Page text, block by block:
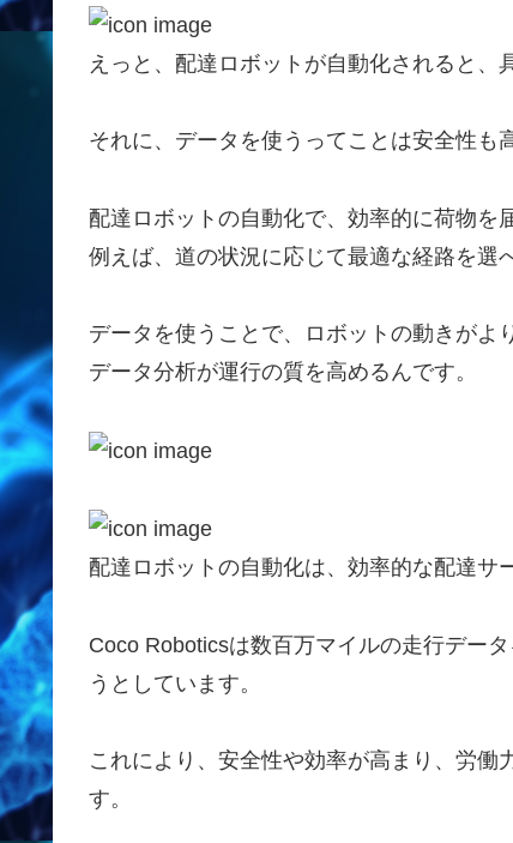
えっと、配達ロボットが自動化されると、
それに、データを使うってことは安全性も
配達ロボットの自動化で、効率的に荷物を
例えば、道の状況に応じて最適な経路を選
データを使うことで、ロボットの動きがよ
データ分析が運行の質を高めるんです。
配達ロボットの自動化は、効率的な配達サ
Coco Roboticsは数百万マイルの走行デー
うとしています。
これにより、安全性や効率が高まり、労働
す。